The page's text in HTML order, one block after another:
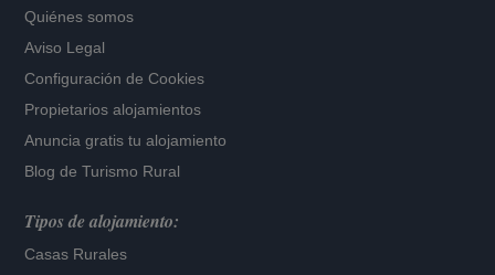
Quiénes somos
Aviso Legal
Configuración de Cookies
Propietarios alojamientos
Anuncia gratis tu alojamiento
Blog de Turismo Rural
Tipos de alojamiento:
Casas Rurales